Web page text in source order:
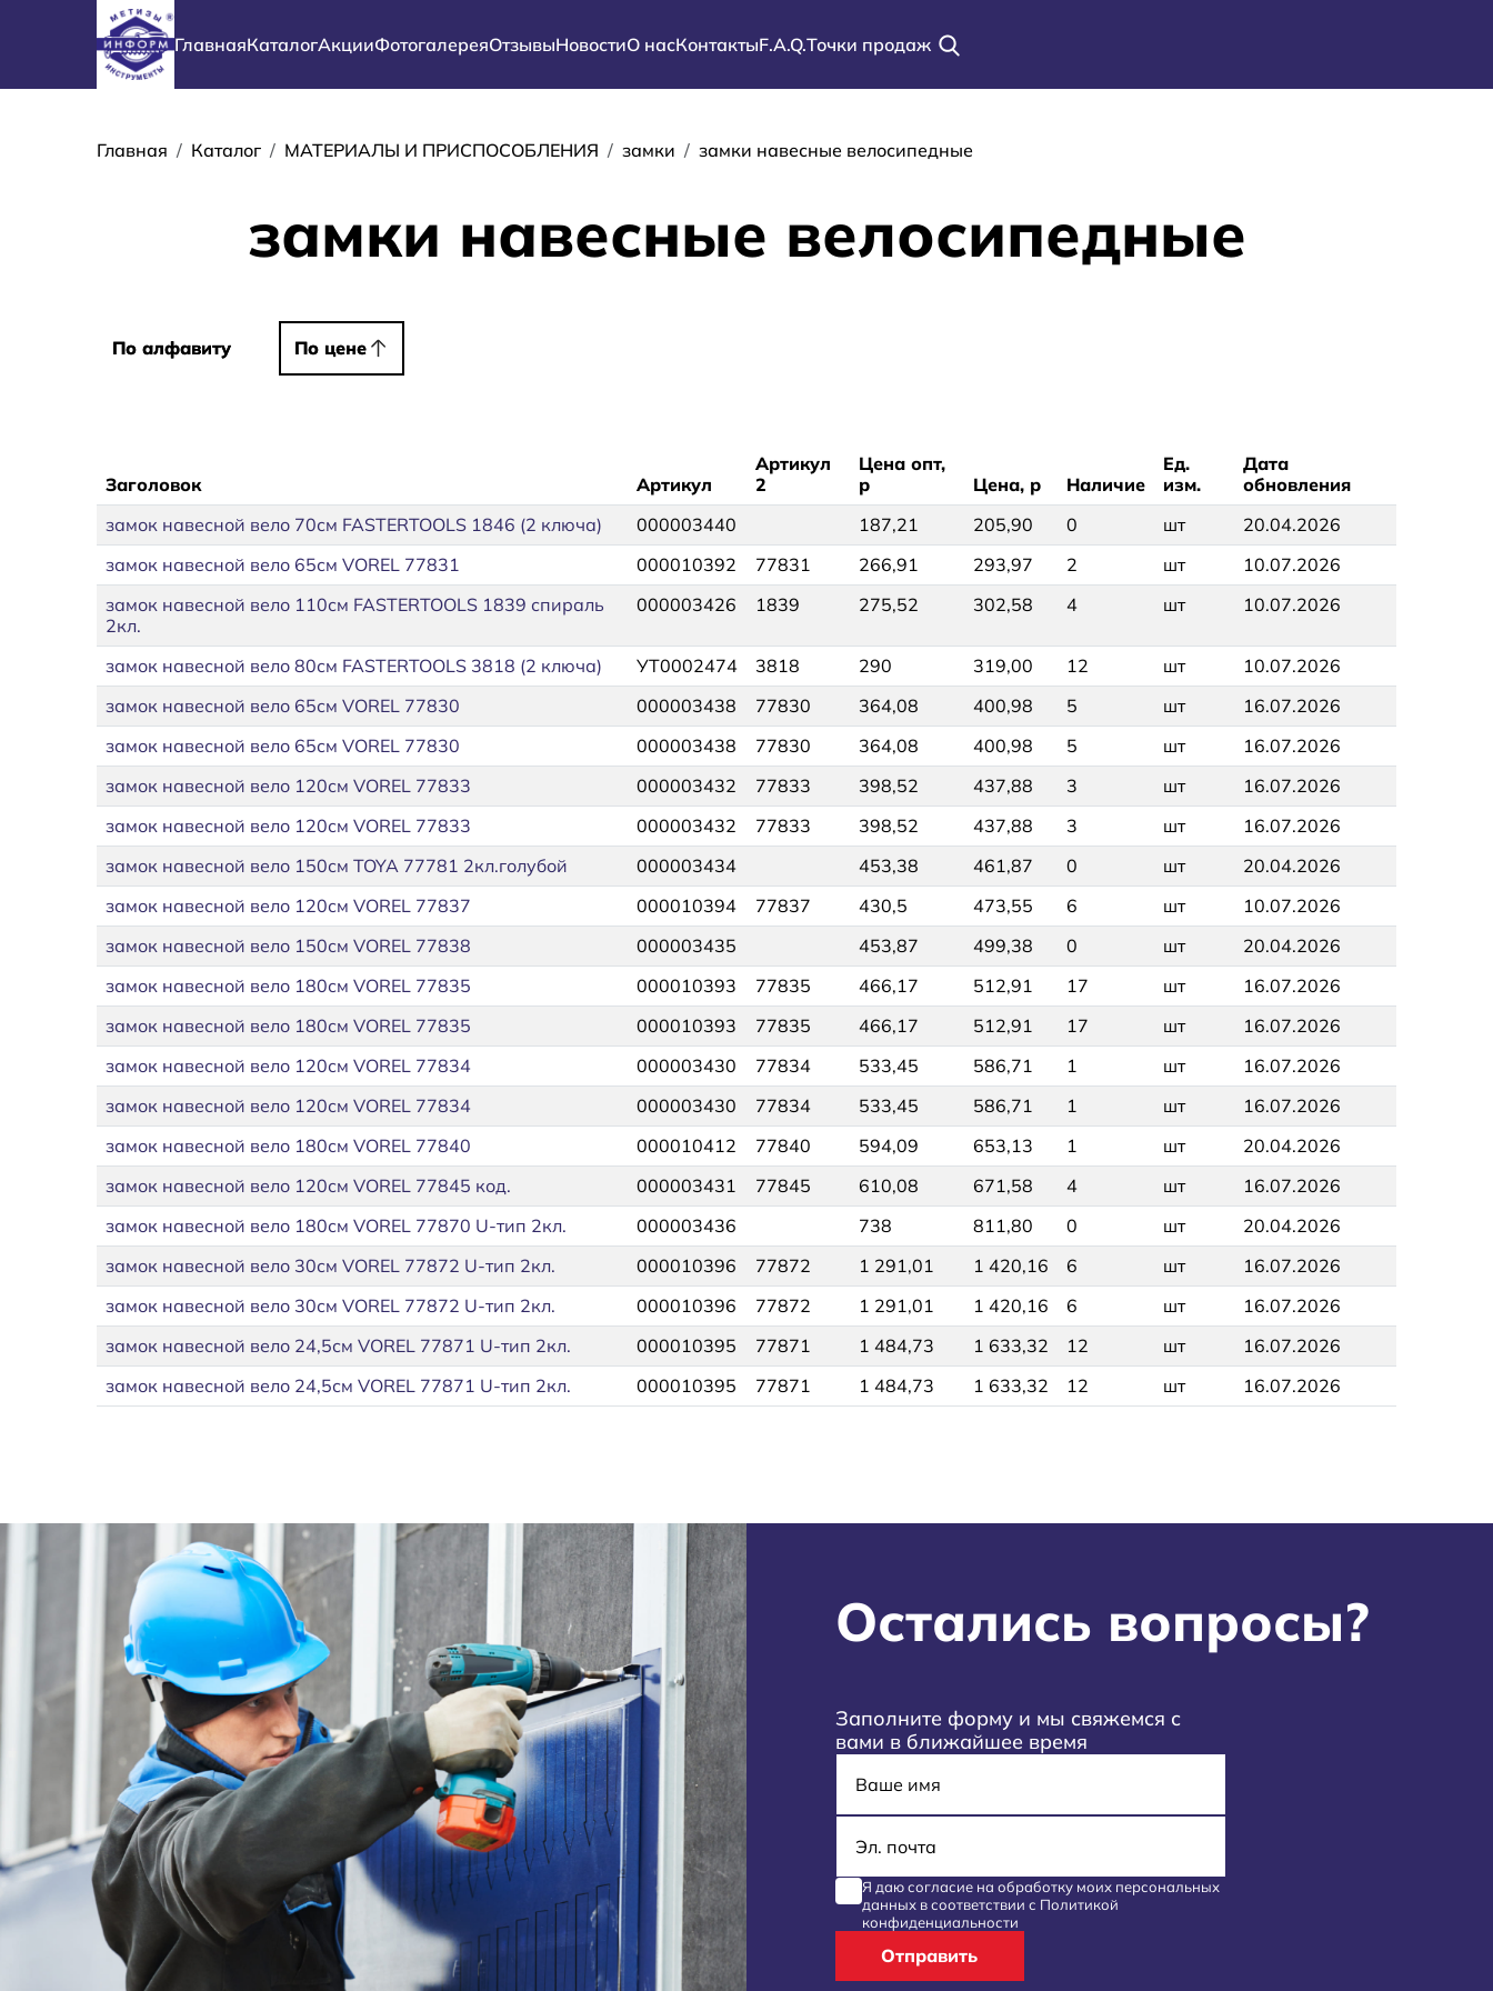
Перейти к основному содержанию
Основная навигация
ГлавнаяКаталогАкцииФотогалереяОтзывыНовостиО насКонтактыF.A.Q.Точки продаж
Строка навигации
Главная Каталог МАТЕРИАЛЫ И ПРИСПОСОБЛЕНИЯ замки замки навесные велосипедные
замки навесные велосипедные
По алфавиту
По алфавиту По цене
По цене
Заголовок Артикул
Артикул
2
Цена опт,
р
Цена, р Наличие
Ед.
изм.
Дата
обновления
замок навесной вело 70см FASTERTOOLS 1846 (2 ключа)
000003440 187,21 205,90 0 шт
20.04.2026
замок навесной вело 65см VOREL 77831
000010392 77831 266,91 293,97 2 шт
10.07.2026
замок навесной вело 110см FASTERTOOLS 1839 спираль
2кл.
000003426 1839 275,52 302,58 4 шт 10.07.2026
замок навесной вело 80см FASTERTOOLS 3818 (2 ключа) УТ0002474 3818 290 319,00 12 шт
10.07.2026
замок навесной вело 65см VOREL 77830
000003438 77830 364,08 400,98 5 шт
16.07.2026
замок навесной вело 65см VOREL 77830
000003438 77830 364,08 400,98 5 шт
16.07.2026
замок навесной вело 120см VOREL 77833
000003432 77833 398,52 437,88 3 шт
16.07.2026
замок навесной вело 120см VOREL 77833
000003432 77833 398,52 437,88 3 шт
16.07.2026
замок навесной вело 150см TOYA 77781 2кл.голубой
000003434 453,38 461,87 0 шт
20.04.2026
замок навесной вело 120см VOREL 77837
000010394 77837 430,5 473,55 6 шт
10.07.2026
замок навесной вело 150см VOREL 77838
000003435 453,87 499,38 0 шт
20.04.2026
замок навесной вело 180см VOREL 77835
000010393 77835 466,17 512,91 17 шт
16.07.2026
замок навесной вело 180см VOREL 77835
000010393 77835 466,17 512,91 17 шт
16.07.2026
замок навесной вело 120см VOREL 77834
000003430 77834 533,45 586,71 1 шт
16.07.2026
замок навесной вело 120см VOREL 77834
000003430 77834 533,45 586,71 1 шт
16.07.2026
замок навесной вело 180см VOREL 77840
000010412 77840 594,09 653,13 1 шт
20.04.2026
замок навесной вело 120см VOREL 77845 код.
000003431 77845 610,08 671,58 4 шт
16.07.2026
замок навесной вело 180см VOREL 77870 U-тип 2кл.
000003436 738 811,80 0 шт
20.04.2026
замок навесной вело 30см VOREL 77872 U-тип 2кл.
000010396 77872 1 291,01 1 420,16 6 шт
16.07.2026
замок навесной вело 30см VOREL 77872 U-тип 2кл.
000010396 77872 1 291,01 1 420,16 6 шт
16.07.2026
замок навесной вело 24,5см VOREL 77871 U-тип 2кл.
000010395 77871 1 484,73 1 633,32 12 шт
16.07.2026
замок навесной вело 24,5см VOREL 77871 U-тип 2кл.
000010395 77871 1 484,73 1 633,32 12 шт 16.07.2026
Остались вопросы?
Заполните форму и мы свяжемся с
вами в ближайшее время
Я даю согласие на обработку моих персональных
данных в соответствии с Политикой
конфиденциальности
Отправить